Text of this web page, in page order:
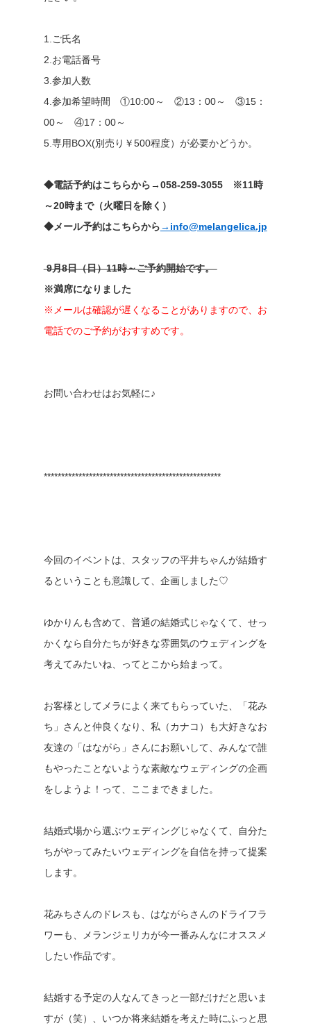
1.ご氏名
2.お電話番号
3.参加人数
4.参加希望時間 ①10:00～ ②13：00～ ③15：
00～ ④17：00～
5.専用BOX(別売り￥500程度）が必要かどうか。
◆電話予約はこちらから→058-259-3055 ※11時
～20時まで（火曜日を除く）
◆メール予約はこちらから→info@melangelica.jp
9月8日（日）11時～ご予約開始です。
※満席になりました
※メールは確認が遅くなることがありますので、お
電話でのご予約がおすすめです。
お問い合わせはお気軽に♪
***************************************************
今回のイベントは、スタッフの平井ちゃんが結婚す
るということも意識して、企画しました♡
ゆかりんも含めて、普通の結婚式じゃなくて、せっ
かくなら自分たちが好きな雰囲気のウェディングを
考えてみたいね、ってとこから始まって。
お客様としてメラによく来てもらっていた、「花み
ち」さんと仲良くなり、私（カナコ）も大好きなお
友達の「はながら」さんにお願いして、みんなで誰
もやったことないような素敵なウェディングの企画
をしようよ！って、ここまできました。
結婚式場から選ぶウェディングじゃなくて、自分た
ちがやってみたいウェディングを自信を持って提案
します。
花みちさんのドレスも、はながらさんのドライフラ
ワーも、メランジェリカが今一番みんなにオススメ
したい作品です。
結婚する予定の人なんてきっと一部だけだと思いま
すが（笑）、いつか将来結婚を考えた時にふっと思